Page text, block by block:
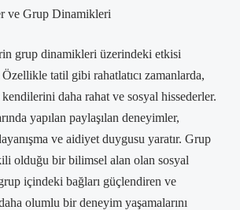
ve Grup Dinamikleri
grup dinamikleri üzerindeki etkisi
tatil gibi rahatlatıcı zamanlarda,
daha rahat ve sosyal hissederler.
yapılan paylaşılan deneyimler,
ve aidiyet duygusu yaratır. Grup
olduğu bir bilimsel alan olan sosyal
içindeki bağları güçlendiren ve
olumlu bir deneyim yaşamalarını